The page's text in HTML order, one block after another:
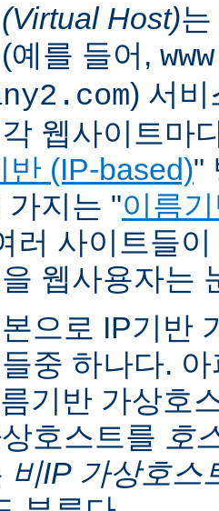
Host)
예를 들어,
) 서비
웹사이트마
반 (IP-based)"
가지는 "이름
러 사이트들
웹사용자는
으로 IP기반
중 하나다.
기반 가상호
호스트를 호
비IP 가상호스